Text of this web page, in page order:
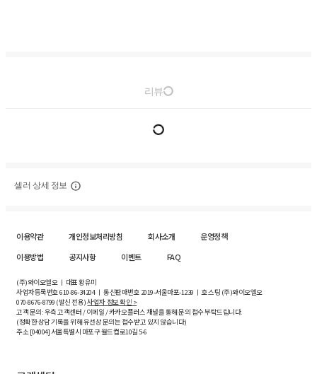
리뷰
셀러 상세 정보
이용약관 개인정보처리방침 회사소개
운영정책
이용방법
공지사항 이벤트 FAQ
(주)와이오엘오 ㅣ 대표 황유미
사업자등록번호610-86-34204ㅣ 통신판매번호 2019-서울마포-1239 ㅣ 호스팅 (주)와이오엘오
070-8676-8799 (발신 전용)사업자 정보 확인 >
고객 문의: 우측 고객센터 / 이메일 / 카카오플러스 채널을 통해 문의 접수 부탁드립니다.
(정확한 상담 기록을 위해 유선상 문의는 접수받고 있지 않습니다)
주소 [04004] 서울특별시 마포구 월드컵로10길5-6